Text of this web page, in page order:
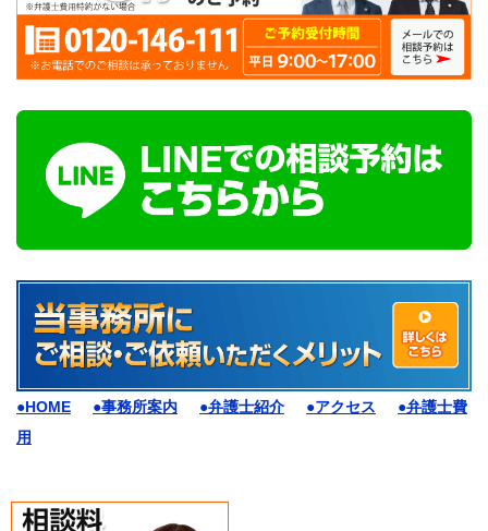
●HOME ●事務所案内 ●弁護士紹介 ●アクセス
●弁護士費
用